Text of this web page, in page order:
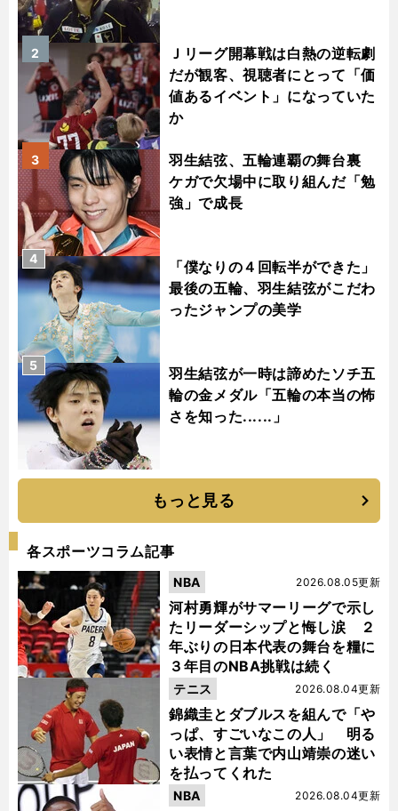
Ｊリーグ開幕戦は白熱の逆転劇
だが観客、視聴者にとって「価
値あるイベント」になっていた
か
2
羽生結弦、五輪連覇の舞台裏
ケガで欠場中に取り組んだ「勉
強」で成長
3
「僕なりの４回転半ができた」
最後の五輪、羽生結弦がこだわ
ったジャンプの美学
4
羽生結弦が一時は諦めたソチ五
輪の金メダル「五輪の本当の怖
さを知った......」
5
もっと見る
各スポーツコラム記事
河村勇輝がサマーリーグで示し
たリーダーシップと悔し涙 ２
年ぶりの日本代表の舞台を糧に
３年目のNBA挑戦は続く
2026.08.05更新
NBA
錦織圭とダブルスを組んで「や
っぱ、すごいなこの人」 明る
い表情と言葉で内山靖崇の迷い
を払ってくれた
2026.08.04更新
テニス
2026.08.04更新
NBA